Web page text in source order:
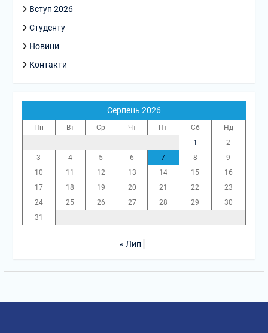
Вступ 2026
Студенту
Новини
Контакти
Серпень 2026
Пн Вт Ср Чт Пт Сб
Нд
1
2
3
4 5 6 7 8
9
10
11 12 13 14 15
16
17
18 19 20 21 22
23
24
25 26 27 28 29
30
31
« Лип